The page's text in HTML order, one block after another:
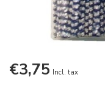
€3,75 Incl. tax